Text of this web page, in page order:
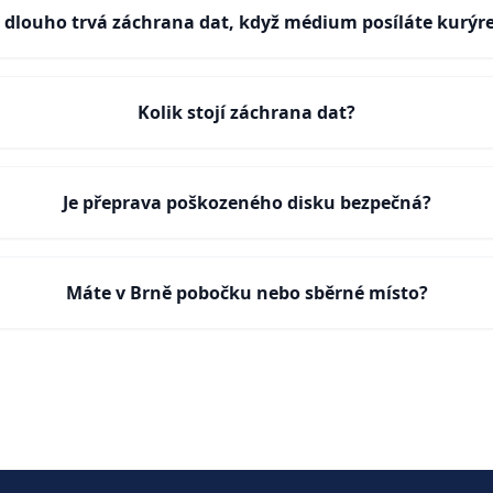
dlouho trvá záchrana dat, když médium posíláte
Kolik stojí záchrana dat?
Je přeprava poškozeného disku bezpečná?
Máte v Brně pobočku nebo sběrné místo?